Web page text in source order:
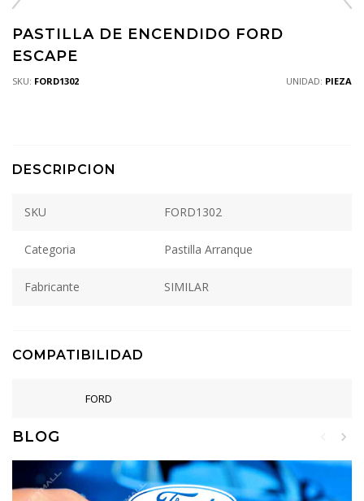
PASTILLA DE ENCENDIDO FORD
ESCAPE
SKU: FORD1302 UNIDAD: PIEZA
DESCRIPCION
SKU FORD1302
Categoria Pastilla Arranque
Fabricante SIMILAR
COMPATIBILIDAD
FORD
BLOG